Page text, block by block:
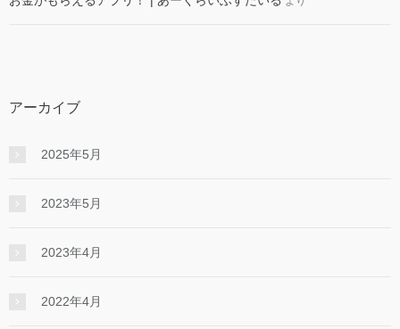
アーカイブ
2025年5月
2023年5月
2023年4月
2022年4月